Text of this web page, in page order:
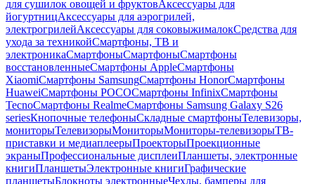
для сушилок овощей и фруктовАксессуары для
йогуртницАксессуары для аэрогрилей,
электрогрилейАксессуары для соковыжималокСредства для
ухода за техникойСмартфоны, ТВ и
электроникаСмартфоныСмартфоныСмартфоны
восстановленныеСмартфоны AppleСмартфоны
XiaomiСмартфоны SamsungСмартфоны HonorСмартфоны
HuaweiСмартфоны POCOСмартфоны InfinixСмартфоны
TecnoСмартфоны RealmeСмартфоны Samsung Galaxy S26
seriesКнопочные телефоныСкладные смартфоныТелевизоры,
мониторыТелевизорыМониторыМониторы-телевизорыТВ-
приставки и медиаплеерыПроекторыПроекционные
экраныПрофессиональные дисплеиПланшеты, электронные
книгиПланшетыЭлектронные книгиГрафические
планшетыБлокноты электронныеЧехлы, бамперы для